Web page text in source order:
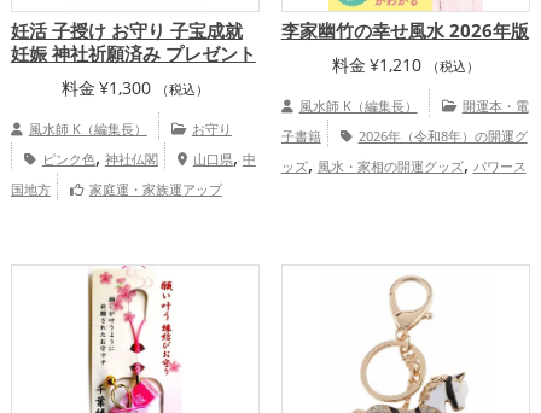
妊活 子授け お守り 子宝成就
妊娠 神社祈願済み プレゼント
料金 ¥1,300 （税込）
風水師 K（編集長）
お守り
ピンク色, 神社仏閣 山口県, 中
国地方
家庭運・家族運アップ
李家幽竹の幸せ風水 2026年版
料金 ¥1,210 （税込）
風水師 K（編集長）
開運本・電
子書籍
2026年（令和8年）の開運グ
ッズ, 風水・家相の開運グッズ, パワース
家庭運・家族運アップ,総合運・全体運ア